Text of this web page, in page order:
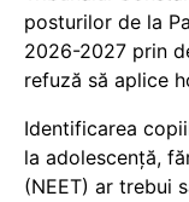
posturilor de la
2026-2027 prin
refuză să aplice
Identificarea
la adolescență,
(NEET) ar trebui